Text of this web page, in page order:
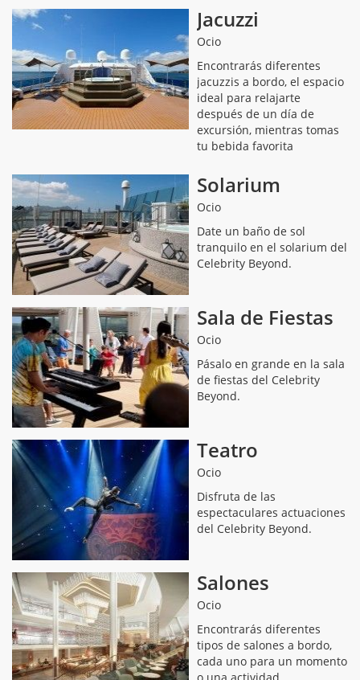
Jacuzzi
Ocio
Encontrarás diferentes
jacuzzis a bordo, el espacio
ideal para relajarte
después de un día de
excursión, mientras tomas
tu bebida favorita
Solarium
Ocio
Date un baño de sol
tranquilo en el solarium del
Celebrity Beyond.
Sala de Fiestas
Ocio
Pásalo en grande en la sala
de fiestas del Celebrity
Beyond.
Teatro
Ocio
Disfruta de las
espectaculares actuaciones
del Celebrity Beyond.
Salones
Ocio
Encontrarás diferentes
tipos de salones a bordo,
cada uno para un momento
o una actividad